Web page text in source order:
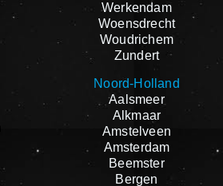
Werkendam
Woensdrecht
Woudrichem
Zundert
Noord-Holland
Aalsmeer
Alkmaar
Amstelveen
Amsterdam
Beemster
Bergen